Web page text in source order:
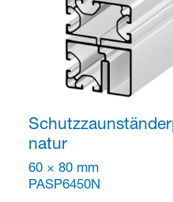
natur
60 × 80 mm
PASP6450N